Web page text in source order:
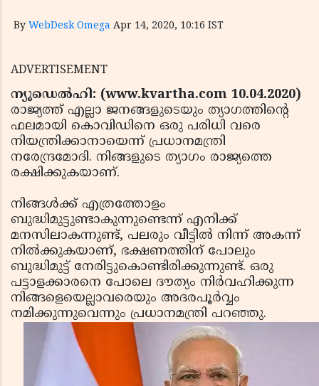
By WebDesk Omega Apr 14, 2020, 10:16 IST
ADVERTISEMENT
ന്യൂഡെല്‍ഹി: (www.kvartha.com 10.04.2020)
രാജ്യത്ത് എല്ലാ ജനങ്ങളുടെയും ത്യാഗത്തിന്റെ
ഫലമായി കൊവിഡിനെ ഒരു പരിധി വരെ
നിയന്ത്രിക്കാനായെന്ന് പ്രധാനമന്ത്രി
നരേന്ദ്രമോദി. നിങ്ങളുടെ ത്യാഗം രാജ്യത്തെ
രക്ഷിക്കുകയാണ്.
നിങ്ങള്‍ക്ക് എത്രത്തോളം
ബുദ്ധിമുട്ടുണ്ടാകുന്നുണ്ടെന്ന് എനിക്ക്
മനസിലാകന്നുണ്ട്, പലരും വീട്ടില്‍ നിന്ന് അകന്ന്
നില്‍ക്കുകയാണ്, ഭക്ഷണത്തിന് പോലും
ബുദ്ധിമുട്ട് നേരിട്ടുകൊണ്ടിരിക്കുന്നുണ്ട്. ഒരു
പട്ടാളക്കാരനെ പോലെ ദൗത്യം നിര്‍വഹിക്കുന്ന
നിങ്ങളെയെല്ലാവരെയും അദരപൂര്‍വ്വം
നമിക്കുന്നുവെന്നും പ്രധാനമന്ത്രി പറഞ്ഞു.